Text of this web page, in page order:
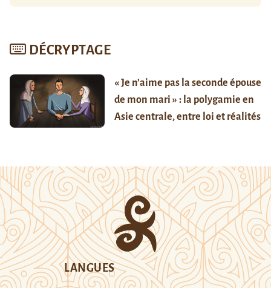
DÉCRYPTAGE
« Je n’aime pas la seconde épouse
de mon mari » : la polygamie en
Asie centrale, entre loi et réalités
LANGUES